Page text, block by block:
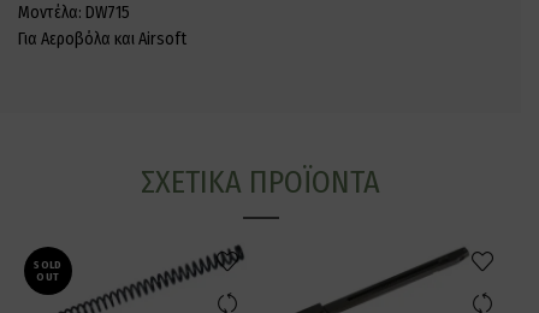
Μοντέλα: DW715
Για Αεροβόλα και Airsoft
ΣΧΕΤΙΚΆ ΠΡΟΪΌΝΤΑ
SOLD
OUT